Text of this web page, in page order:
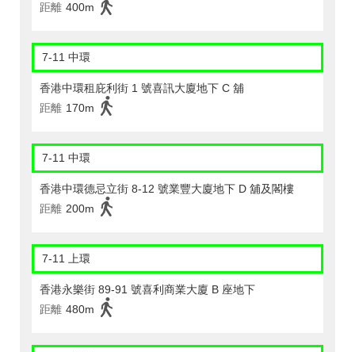
距離 400m
7-11 中環
香港中環租庇利街 1 號喜訊大廈地下 C 舖
距離 170m
7-11 中環
香港中環德忌立街 8-12 號業豐大廈地下 D 舖及閣樓
距離 200m
7-11 上環
香港永樂街 89-91 號喜利商業大廈 B 座地下
距離 480m